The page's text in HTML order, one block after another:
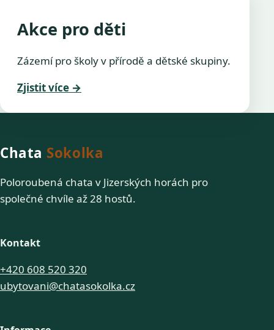
Akce pro děti
Zázemí pro školy v přírodě a dětské skupiny.
Zjistit více →
Chata Sokolka
Poloroubená chata v Jizerských horách pro
společné chvíle až 28 hostů.
Kontakt
+420 608 520 320
ubytovani@chatasokolka.cz